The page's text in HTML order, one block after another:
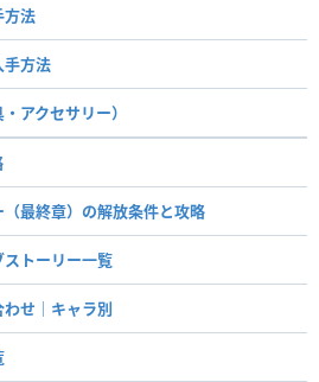
方法
手方法
アクセサリー）
最終章）の解放条件と攻略
トーリー一覧
せ｜キャラ別